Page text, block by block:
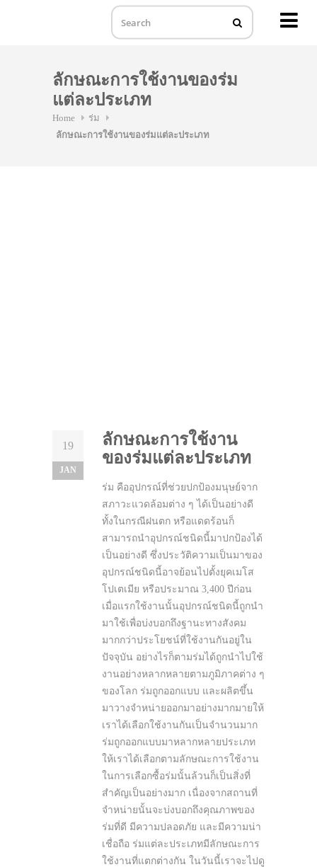
ลักษณะการใช้งานของร่ม
แต่ละประเภท
Home
ร่ม
ลักษณะการใช้งานของร่มแต่ละประเภท
19
JAN
ลักษณะการใช้งาน
ของร่มแต่ละประเภท
ร่ม คืออุปกรณ์ที่ช่วยปกป้องมนุษย์จาก
สภาวะแวดล้อมต่าง ๆ ได้เป็นอย่างดี
ทั้งในกรณีฝนตก หรือแดดร้อนก็
สามารถนำอุปกรณ์ชนิดนี้มาปกป้องได้
เป็นอย่างดี ซึ่งประวัติความเป็นมาของ
อุปกรณ์ชนิดนี้อาจย้อนไปตั้งยุคเมโส
โปเตเมีย หรือประมาณ 3,400 ปีก่อน
เมื่อแรกใช้งานนั้นอุปกรณ์ชนิดนี้ถูกนำ
มาใช้เพื่อบ่งบอกถึงฐานะทางสังคม
มากกว่าประโยชน์ที่ใช้งานกันอยู่ใน
ปัจจุบัน อย่างไรก็ตามร่มได้ถูกนำไปใช้
งานอย่างหลากหลายตามภูมิภาคต่าง ๆ
ของโลก ร่มถูกออกแบบ และผลิตขึ้น
มาวางจำหน่ายออกมาอย่างมากมายให้
เราได้เลือกใช้งานกันเป็นจำนวนมาก
ร่มถูกออกแบบมาหลากหลายประเภท
ให้เราได้เลือกตามลักษณะการใช้งาน
ในการเลือกซื้อร่มนั้นล้วนก็เป็นสิ่งที่
สำคัญเป็นอย่างมาก เนื่องจากสถานที่
จำหน่ายนั้นจะบ่งบอกถึงคุณภาพของ
ร่มที่ดี มีความปลอดภัย และมีความน่า
เชื่อถือ ร่มแต่ละประเภทมีลักษณะการ
ใช้งานที่แตกต่างกัน ในวันนี้เราจะไปดู